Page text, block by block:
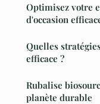
Optimisez votre
d'occasion
Quelles
efficace ?
Rubalise
planète durable